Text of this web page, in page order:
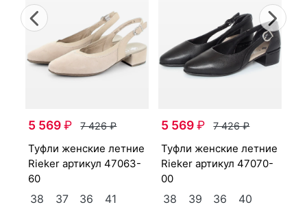
Previous
5 569₽ 7 426₽
туф­ли женс­кие лет­ние
Ri­eker артикул47063-
60
38 37 36 41
5 569₽ 7 426₽
туф­ли женс­кие лет­ние
Ri­eker артикул47070-
00
38 39 36
40